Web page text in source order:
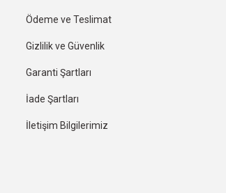
Ödeme ve Teslimat
Gizlilik ve Güvenlik
Garanti Şartları
İade Şartları
İletişim Bilgilerimiz